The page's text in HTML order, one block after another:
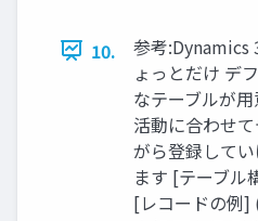
10.
参考:Dynamics
ょっとだけ デ
なテーブルが
活動に合わせ
がら登録して
ます [テーブル
[レコードの例]